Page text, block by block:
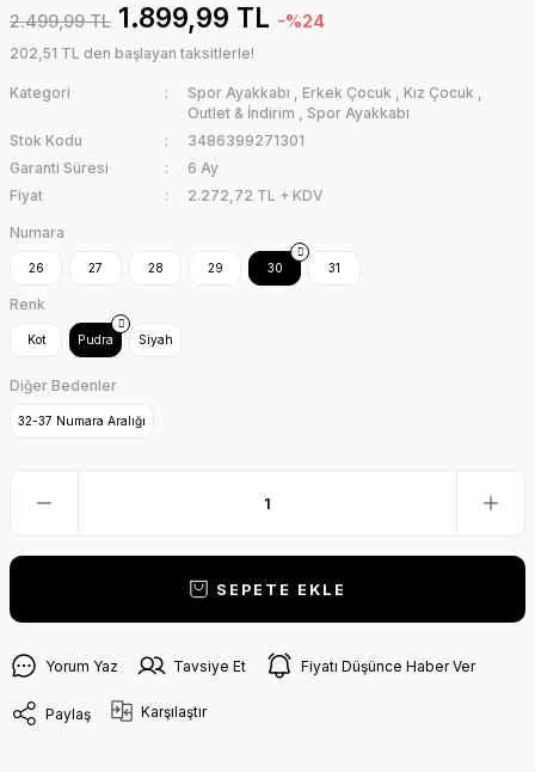
2.499,99 TL 1.899,99 TL -%24
202,51 TL den başlayan taksitlerle!
Kategori Spor Ayakkabı , Erkek Çocuk , Kız Çocuk ,
Outlet & İndirim , Spor Ayakkabı
Stok Kodu
3486399271301
Garanti Süresi
6 Ay
Fiyat
2.272,72 TL + KDV
Numara
26 27 28 29 30 31
Renk
Kot Pudra Siyah
Diğer Bedenler
32-37 Numara Aralığı
SEPETE EKLE
Yorum Yaz Tavsiye Et Fiyatı Düşünce Haber Ver
Paylaş Karşılaştır